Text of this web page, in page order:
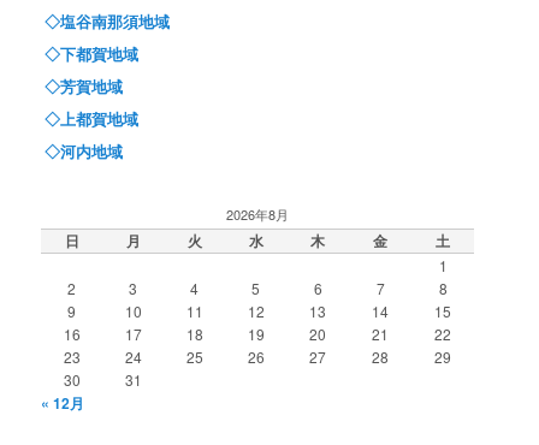
◇塩谷南那須地域
◇下都賀地域
◇芳賀地域
◇上都賀地域
◇河内地域
2026年8月
日 月 火 水 木 金 土
1
2
3 4 5 6 7
8
9
10 11 12 13 14
15
16
17 18 19 20 21
22
23
24 25 26 27 28
29
30
31
« 12月